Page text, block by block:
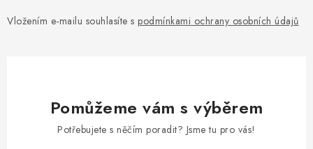
Vložením e-mailu souhlasíte s podmínkami ochrany osobních údajů
Pomůžeme vám s výběrem
Potřebujete s něčím poradit? Jsme tu pro vás!